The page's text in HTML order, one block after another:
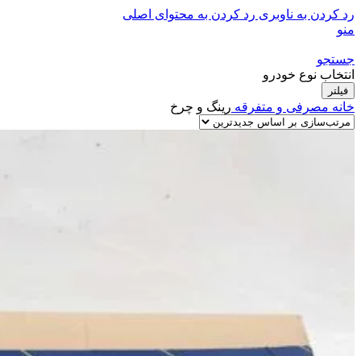
رد کردن به ناوبری رد کردن به محتوای اصلی
منو
جستجو
انتخاب نوع خودرو
فیلتر
خانه مصرفی و متفرقه رینگ و چرخ